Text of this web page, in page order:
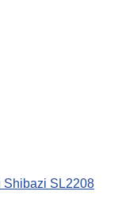
Shibazi SL2208